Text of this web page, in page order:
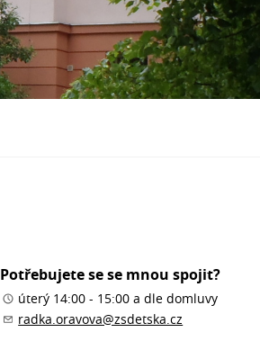
Potřebujete se se mnou spojit?
úterý 14:00 - 15:00 a dle domluvy
radka.oravova@zsdetska.cz